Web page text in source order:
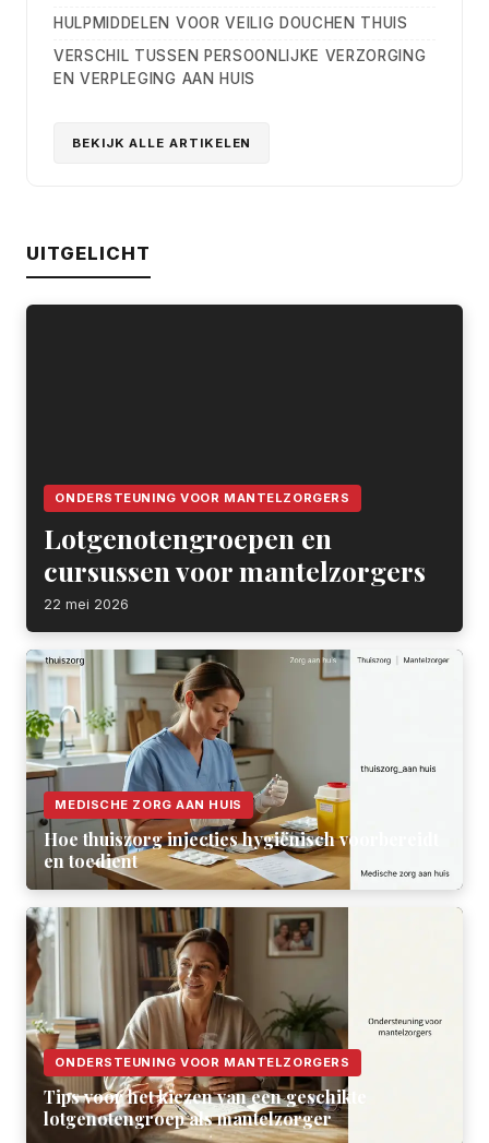
HULPMIDDELEN VOOR VEILIG DOUCHEN THUIS
VERSCHIL TUSSEN PERSOONLIJKE VERZORGING
EN VERPLEGING AAN HUIS
BEKIJK ALLE ARTIKELEN
UITGELICHT
ONDERSTEUNING VOOR MANTELZORGERS
Lotgenotengroepen en
cursussen voor mantelzorgers
22 mei 2026
MEDISCHE ZORG AAN HUIS
Hoe thuiszorg injecties hygiënisch voorbereidt
en toedient
ONDERSTEUNING VOOR MANTELZORGERS
Tips voor het kiezen van een geschikte
lotgenotengroep als mantelzorger